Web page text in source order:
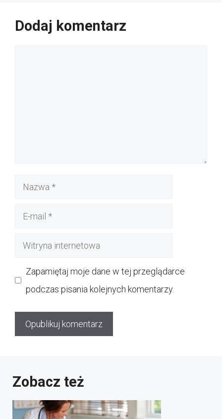
Dodaj komentarz
Nazwa
Witryna
Zapamiętaj moje dane w tej przeglądarce
podczas pisania kolejnych komentarzy.
Zobacz też